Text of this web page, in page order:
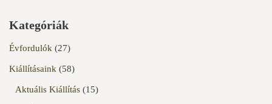
Kategóriák
Évfordulók (27)
Kiállításaink (58)
Aktuális Kiállítás (15)